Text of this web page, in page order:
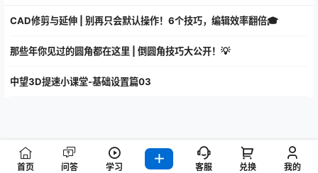
CAD修剪与延伸 | 别再只会默认操作！6个技巧，编辑效率翻倍🎓
那些年你见过的圆角都在这里 | 倒圆角技巧大公开！💡
中望3D提速小课堂-基础设置篇03
首页 问答 学习 客服 兑换 我的